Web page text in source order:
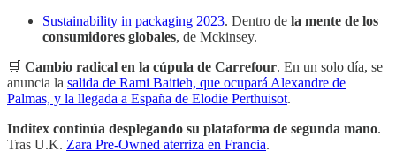
Sustainability in packaging 2023. Dentro de la mente de los
consumidores globales, de Mckinsey.
🛒 Cambio radical en la cúpula de Carrefour. En un solo día, se
anuncia la salida de Rami Baitieh, que ocupará Alexandre de
Palmas, y la llegada a España de Elodie Perthuisot.
Inditex continúa desplegando su plataforma de segunda mano.
Tras U.K. Zara Pre-Owned aterriza en Francia.